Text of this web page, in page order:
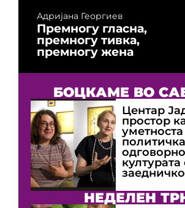
Адријана Георгиев
Премногу гласна,
премногу тивка,
премногу жена
БОЦКАМЕ ВО
Центар
простор
политичка
културата
НЕДЕЛЕН